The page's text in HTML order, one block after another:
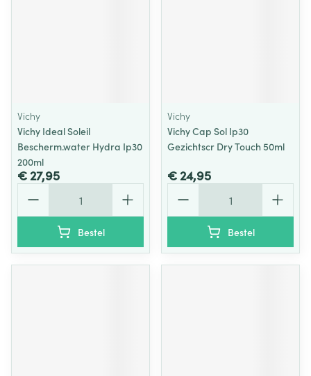
Vichy
Vichy Ideal Soleil
Bescherm.water Hydra Ip30
200ml
€ 27,95
Bestel
Vichy
Vichy Cap Sol Ip30
Gezichtscr Dry Touch 50ml
€ 24,95
Bestel